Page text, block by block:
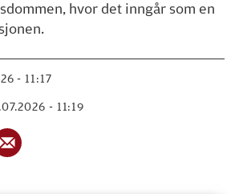
hvor det inngår som en
- 11:17
- 11:19